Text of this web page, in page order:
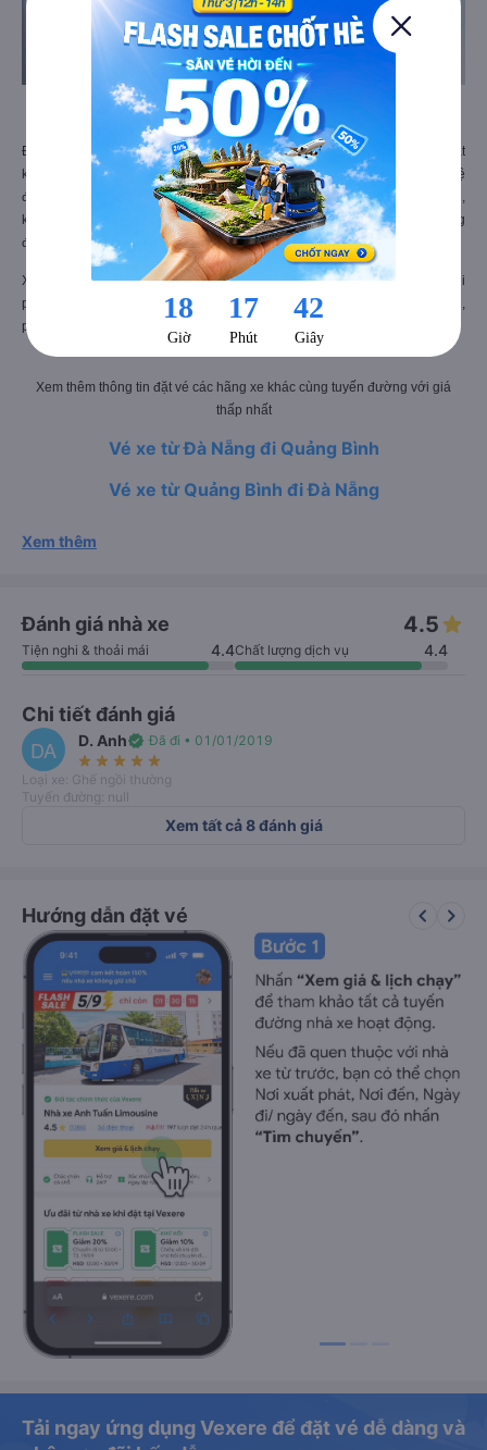
Nội thất xe Vinh Thanh đi Quảng Bình từ Đà Nẵng
Đội ngũ tài xế tận tâm, lái xe an toàn, không nhồi nhét khách, không bắt
khách dọc đường, chỉ hỗ trợ đón tại các điểm cố định với khách đã liên hệ
đặt vé trước. Với các chuyến xe đi đêm, tài xế vẫn chạy tốc độ vừa phải,
khách hàng có thể ngủ hoặc nghỉ ngơi dưỡng sức trên suốt chặng đường
đi.
Xe Vinh Thanh còn hỗ trợ gửi hàng tại các đầu văn phòng. Chi tiết về chi
phí và cách thức gửi hàng, bạn cần liên hệ trước tại các đầu văn phòng,
phí gửi hàng sẽ tùy thuộc theo loại hàng và kích thước, khối lượng.
Xem thêm thông tin đặt vé các hãng xe khác cùng tuyến đường với giá
thấp nhất
Vé xe từ Đà Nẵng đi Quảng Bình
Vé xe từ Quảng Bình đi Đà Nẵng
Xem thêm
Đánh giá nhà xe 4.5
Tiện nghi & thoải mái 4.4Chất lượng dịch vụ 4.4
Chi tiết đánh giá
DA D. Anhverified Đã đi • 01/01/2019
star_rate star_rate star_rate star_rate star_rate
Loại xe: Ghế ngồi thường
Tuyến đường: null
Xem tất cả 8 đánh giá
Hướng dẫn đặt vé keyboard_arrow_left keyboard_arrow_right
Tải ngay ứng dụng Vexere để đặt vé dễ dàng và